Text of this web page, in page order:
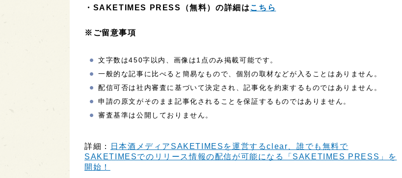
・ SAKETIMES PRESS（無料）の詳細はこちら
※ご留意事項
文字数は450字以内、画像は1点のみ掲載可能です。
一般的な記事に比べると簡易なもので、個別の取材などが入ることはありません。
配信可否は社内審査に基づいて決定され、記事化を約束するものではありません。
申請の原文がそのまま記事化されることを保証するものではありません。
審査基準は公開しておりません。
詳細：
日本酒メディアSAKETIMESを運営するclear、誰でも無料で
SAKETIMESでのリリース情報の配信が可能になる「SAKETIMES PRESS」を
開始！